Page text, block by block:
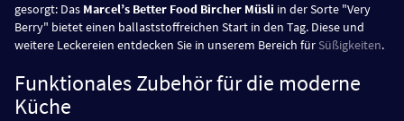
gesorgt: Das Marcel’s Better Food Bircher Müsli in der Sorte "Very
Berry" bietet einen ballaststoffreichen Start in den Tag. Diese und
weitere Leckereien entdecken Sie in unserem Bereich für Süßigkeiten.
Funktionales Zubehör für die moderne
Küche